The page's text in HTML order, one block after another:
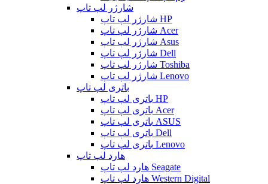
شارژر لپ تاپ
شارژر لپ تاپ HP
شارژر لپ تاپ Acer
شارژر لپ تاپ Asus
شارژر لپ تاپ Dell
شارژر لپ تاپ Toshiba
شارژر لپ تاپ Lenovo
باتری لپ تاپ
باتری لپ تاپ HP
باتری لپ تاپ Acer
باتری لپ تاپ ASUS
باتری لپ تاپ Dell
باتری لپ تاپ Lenovo
هارد لپ تاپ
هارد لپ تاپ Seagate
هارد لپ تاپ Western Digital